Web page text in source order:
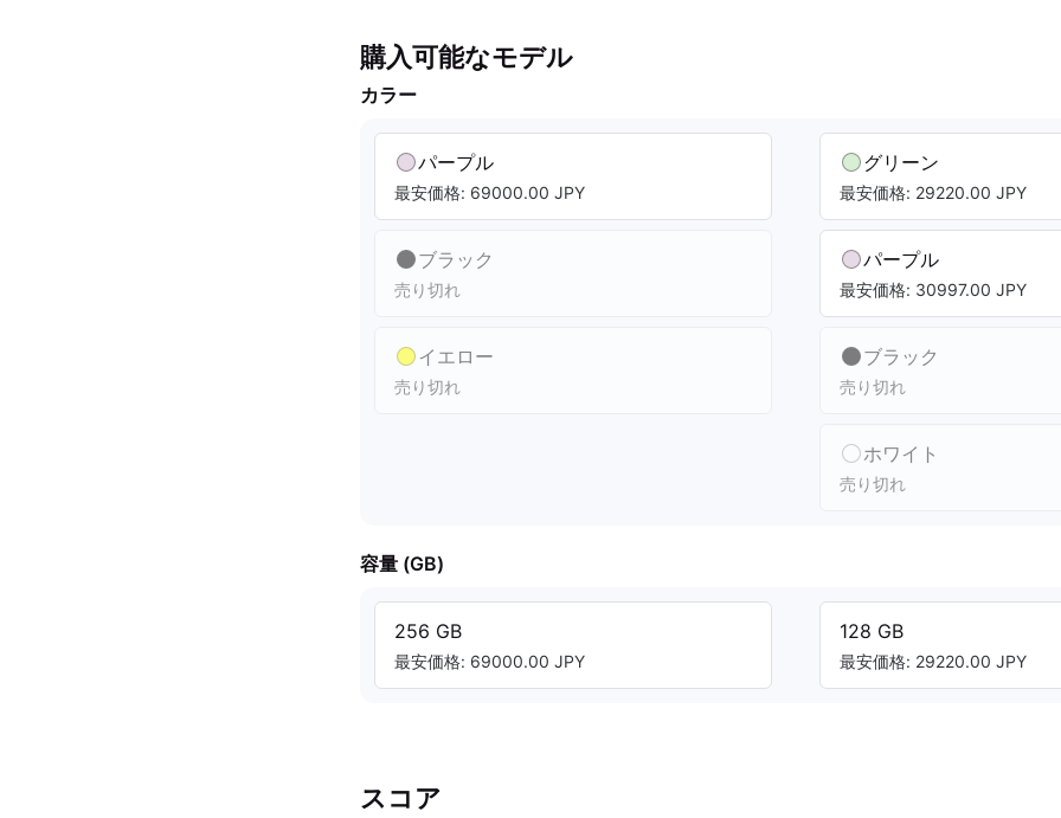
購入可能なモデル
カラー
パープル
最安価格: 69000.00 JPY
ブラック
売り切れ
イエロー
売り切れ
グリーン
最安価格: 29220.00 JPY
パープル
最安価格: 30997.00 JPY
ブラック
売り切れ
ホワイト
売り切れ
容量 (GB)
256 GB
最安価格: 69000.00 JPY
128 GB
最安価格: 29220.00 JPY
スコア